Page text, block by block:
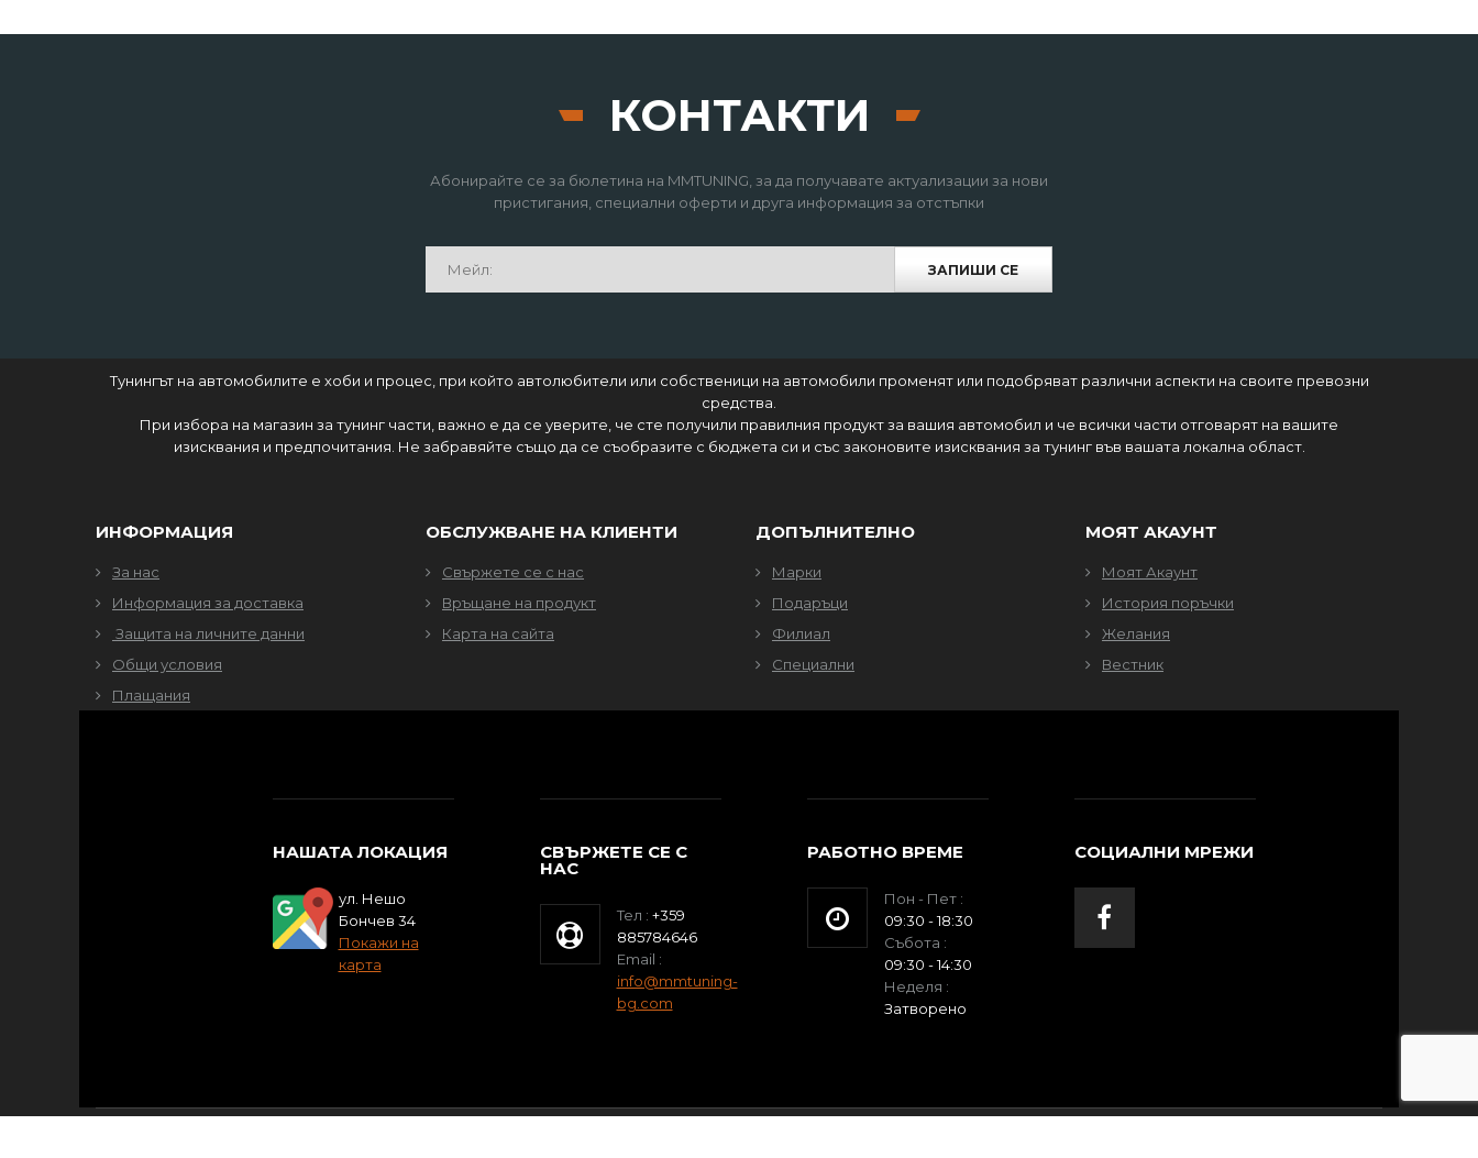
КОНТАКТИ
Абонирайте се за бюлетина на MMTUNING, за да получавате актуализации за нови
пристигания, специални оферти и друга информация за отстъпки
ЗАПИШИ СЕ
Тунингът на автомобилите е хоби и процес, при който автолюбители или собственици на автомобили променят или подобряват различни аспекти на своите превозни
средства.
При избора на магазин за тунинг части, важно е да се уверите, че сте получили правилния продукт за вашия автомобил и че всички части отговарят на вашите
изисквания и предпочитания. Не забравяйте също да се съобразите с бюджета си и със законовите изисквания за тунинг във вашата локална област.
ИНФОРМАЦИЯ
За нас
Информация за доставка
Защита на личните данни
Общи условия
Плащания
ОБСЛУЖВАНЕ НА КЛИЕНТИ
Свържете се с нас
Връщане на продукт
Карта на сайта
ДОПЪЛНИТЕЛНО
Марки
Подаръци
Филиал
Специални
МОЯТ АКАУНТ
Моят Акаунт
История поръчки
Желания
Вестник
НАШАТА ЛОКАЦИЯ
ул. Нешо
Бончев 34
Покажи на
карта
СВЪРЖЕТЕ СЕ С
НАС
Тел : +359
885784646
Email :
info@mmtuning-
bg.com
РАБОТНО ВРЕМЕ
Пон - Пет :
09:30 - 18:30
Събота :
09:30 - 14:30
Неделя :
Затворено
СОЦИАЛНИ МРЕЖИ